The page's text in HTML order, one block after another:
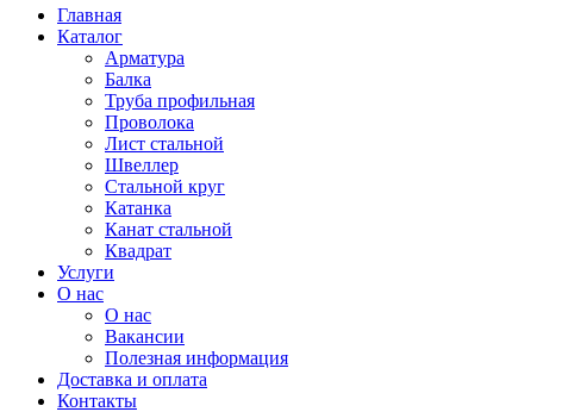
Главная
Каталог
Арматура
Балка
Труба профильная
Проволока
Лист стальной
Швеллер
Стальной круг
Катанка
Канат стальной
Квадрат
Услуги
О нас
О нас
Вакансии
Полезная информация
Доставка и оплата
Контакты